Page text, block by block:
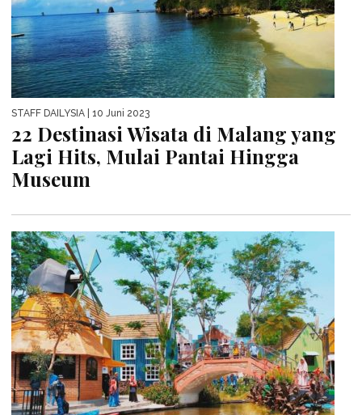
STAFF DAILYSIA | 10 Juni 2023
22 Destinasi Wisata di Malang yang
Lagi Hits, Mulai Pantai Hingga
Museum